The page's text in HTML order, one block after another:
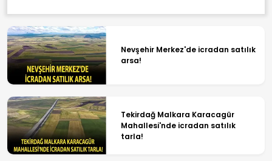
Nevşehir Merkez'de icradan satılık
arsa!
Tekirdağ Malkara Karacagür
Mahallesi'nde icradan satılık
tarla!